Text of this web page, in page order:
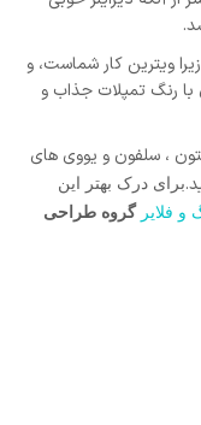
ویترین کار شماست، و
رنگ تمپلات جذاب و
، سلفون و یووی های
برای درک بهتر این
فلایر گروه طراحی